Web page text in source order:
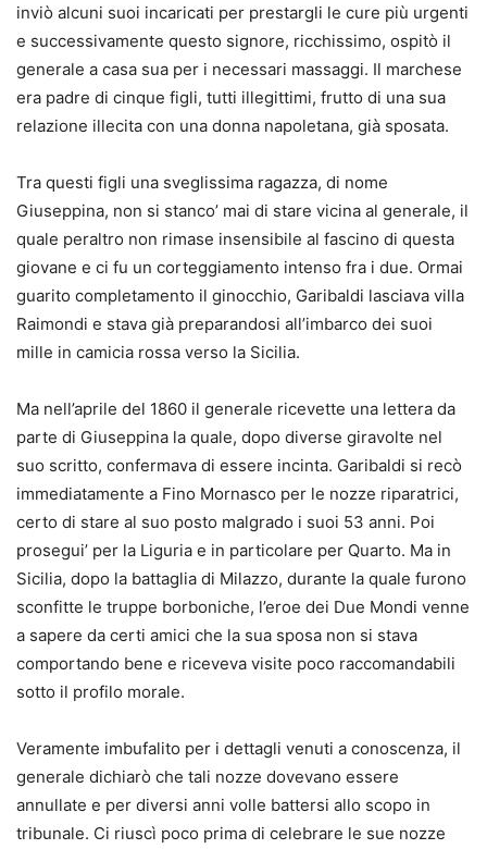
inviò alcuni suoi incaricati per prestargli le cure più urgenti
e successivamente questo signore, ricchissimo, ospitò il
generale a casa sua per i necessari massaggi. Il marchese
era padre di cinque figli, tutti illegittimi, frutto di una sua
relazione illecita con una donna napoletana, già sposata.
Tra questi figli una sveglissima ragazza, di nome
Giuseppina, non si stanco’ mai di stare vicina al generale, il
quale peraltro non rimase insensibile al fascino di questa
giovane e ci fu un corteggiamento intenso fra i due. Ormai
guarito completamento il ginocchio, Garibaldi lasciava villa
Raimondi e stava già preparandosi all’imbarco dei suoi
mille in camicia rossa verso la Sicilia.
Ma nell’aprile del 1860 il generale ricevette una lettera da
parte di Giuseppina la quale, dopo diverse giravolte nel
suo scritto, confermava di essere incinta. Garibaldi si recò
immediatamente a Fino Mornasco per le nozze riparatrici,
certo di stare al suo posto malgrado i suoi 53 anni. Poi
prosegui’ per la Liguria e in particolare per Quarto. Ma in
Sicilia, dopo la battaglia di Milazzo, durante la quale furono
sconfitte le truppe borboniche, l’eroe dei Due Mondi venne
a sapere da certi amici che la sua sposa non si stava
comportando bene e riceveva visite poco raccomandabili
sotto il profilo morale.
Veramente imbufalito per i dettagli venuti a conoscenza, il
generale dichiarò che tali nozze dovevano essere
annullate e per diversi anni volle battersi allo scopo in
tribunale. Ci riuscì poco prima di celebrare le sue nozze